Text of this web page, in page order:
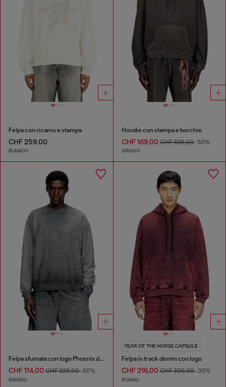
Felpa con ricamo e stampa
CHF 259,00
BIANCO
Hoodie con stampa e borchie
CHF 169,00CHF 339,00-50%
GRIGIO
Felpa sfumata con logo Phoenix devoré
CHF 114,00 CHF 229,00-50%
GRIGIO
YEAR OF THE HORSE CAPSULE
Felpa in track denim con logo
CHF 216,00CHF 309,00-30%
ROSSO